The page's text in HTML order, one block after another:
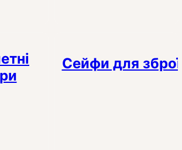
Сейфи для зброї